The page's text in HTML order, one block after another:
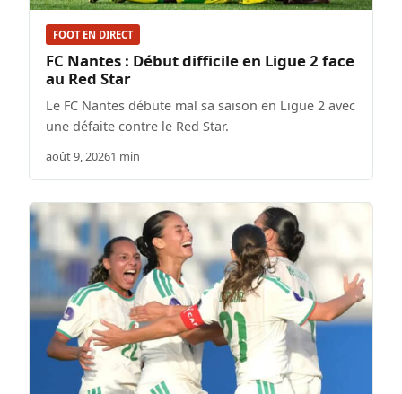
FOOT EN DIRECT
FC Nantes : Début difficile en Ligue 2 face
au Red Star
Le FC Nantes débute mal sa saison en Ligue 2 avec
une défaite contre le Red Star.
août 9, 20261 min